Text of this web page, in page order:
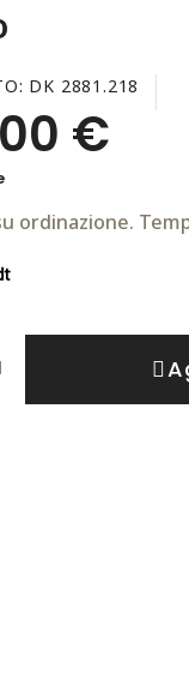
DK 2881.218
€
ordinazione.